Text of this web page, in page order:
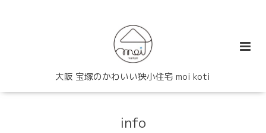
大阪 宝塚のかわいい狭小住宅 moi koti
info